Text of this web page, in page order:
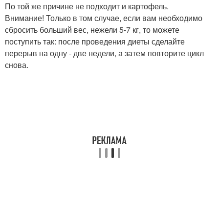
По той же причине не подходит и картофель.
Внимание! Только в том случае, если вам необходимо
сбросить больший вес, нежели 5-7 кг, то можете
поступить так: после проведения диеты сделайте
перерыв на одну - две недели, а затем повторите цикл
снова.